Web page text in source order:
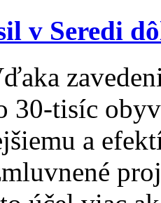
v Seredi
30-tisíc
a